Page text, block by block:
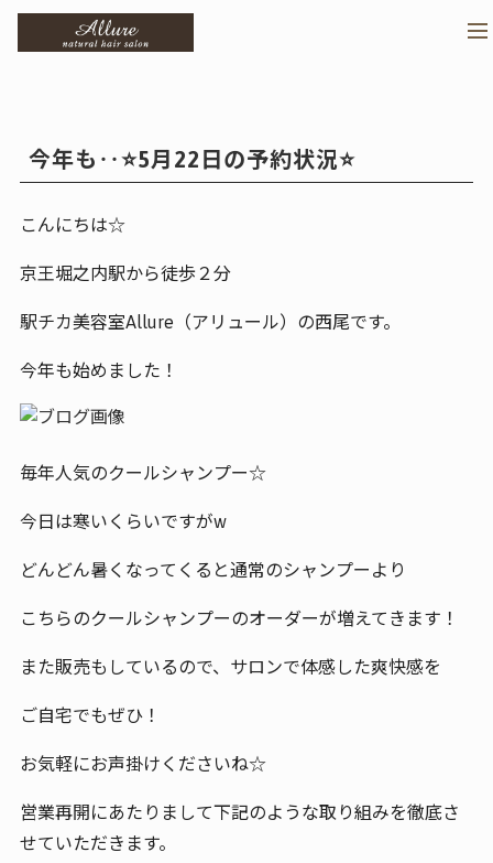
今年も‥⭐️5月22日の予約状況⭐️
こんにちは☆
京王堀之内駅から徒歩２分
駅チカ美容室Allure（アリュール）の西尾です。
今年も始めました！
毎年人気のクールシャンプー☆
今日は寒いくらいですがw
どんどん暑くなってくると通常のシャンプーより
こちらのクールシャンプーのオーダーが増えてきます！
また販売もしているので、サロンで体感した爽快感を
ご自宅でもぜひ！
お気軽にお声掛けくださいね☆
営業再開にあたりまして下記のような取り組みを徹底さ
せていただきます。